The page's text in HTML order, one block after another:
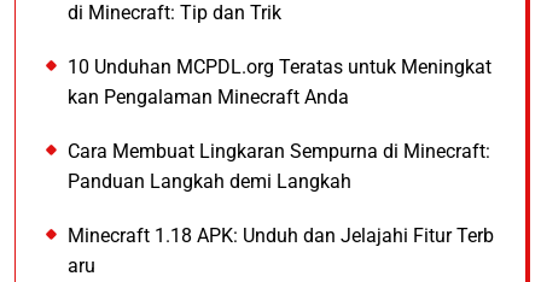
di Minecraft: Tip dan Trik
10 Unduhan MCPDL.org Teratas untuk Meningkat
kan Pengalaman Minecraft Anda
Cara Membuat Lingkaran Sempurna di Minecraft:
Panduan Langkah demi Langkah
Minecraft 1.18 APK: Unduh dan Jelajahi Fitur Terb
aru